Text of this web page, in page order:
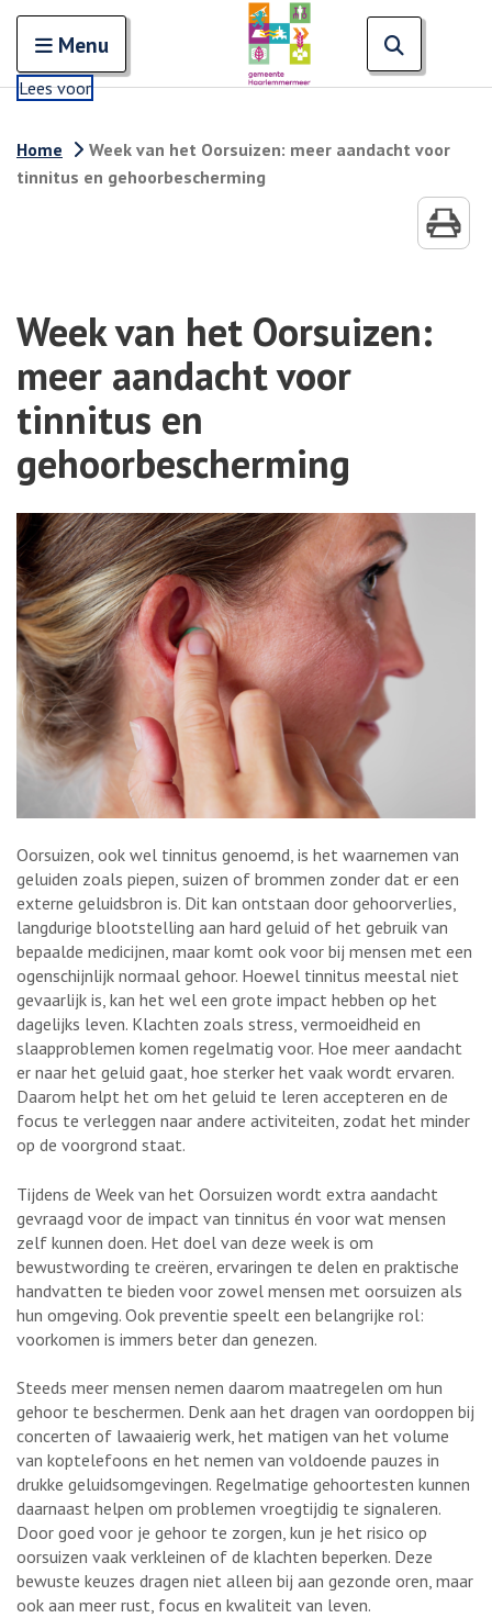
Open en sluit het
Menu
Lees voor
Home
Week van het Oorsuizen: meer aandacht voor
tinnitus en gehoorbescherming
Week van het Oorsuizen:
meer aandacht voor
tinnitus en
gehoorbescherming
Oorsuizen, ook wel tinnitus genoemd, is het waarnemen van
geluiden zoals piepen, suizen of brommen zonder dat er een
externe geluidsbron is. Dit kan ontstaan door gehoorverlies,
langdurige blootstelling aan hard geluid of het gebruik van
bepaalde medicijnen, maar komt ook voor bij mensen met een
ogenschijnlijk normaal gehoor. Hoewel tinnitus meestal niet
gevaarlijk is, kan het wel een grote impact hebben op het
dagelijks leven. Klachten zoals stress, vermoeidheid en
slaapproblemen komen regelmatig voor. Hoe meer aandacht
er naar het geluid gaat, hoe sterker het vaak wordt ervaren.
Daarom helpt het om het geluid te leren accepteren en de
focus te verleggen naar andere activiteiten, zodat het minder
op de voorgrond staat.
Tijdens de Week van het Oorsuizen wordt extra aandacht
gevraagd voor de impact van tinnitus én voor wat mensen
zelf kunnen doen. Het doel van deze week is om
bewustwording te creëren, ervaringen te delen en praktische
handvatten te bieden voor zowel mensen met oorsuizen als
hun omgeving. Ook preventie speelt een belangrijke rol:
voorkomen is immers beter dan genezen.
Steeds meer mensen nemen daarom maatregelen om hun
gehoor te beschermen. Denk aan het dragen van oordoppen bij
concerten of lawaaierig werk, het matigen van het volume
van koptelefoons en het nemen van voldoende pauzes in
drukke geluidsomgevingen. Regelmatige gehoortesten kunnen
daarnaast helpen om problemen vroegtijdig te signaleren.
Door goed voor je gehoor te zorgen, kun je het risico op
oorsuizen vaak verkleinen of de klachten beperken. Deze
bewuste keuzes dragen niet alleen bij aan gezonde oren, maar
ook aan meer rust, focus en kwaliteit van leven.